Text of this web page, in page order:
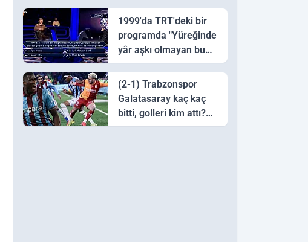
1999'da TRT'deki bir
programda "Yüreğinde
yâr aşkı olmayan bu
sazı çalarsa tingirdatır"
sözünü söyleyen halk
ozanı hangisidir?
(2-1) Trabzonspor
Galatasaray kaç kaç
bitti, golleri kim attı?
Trabzonspor